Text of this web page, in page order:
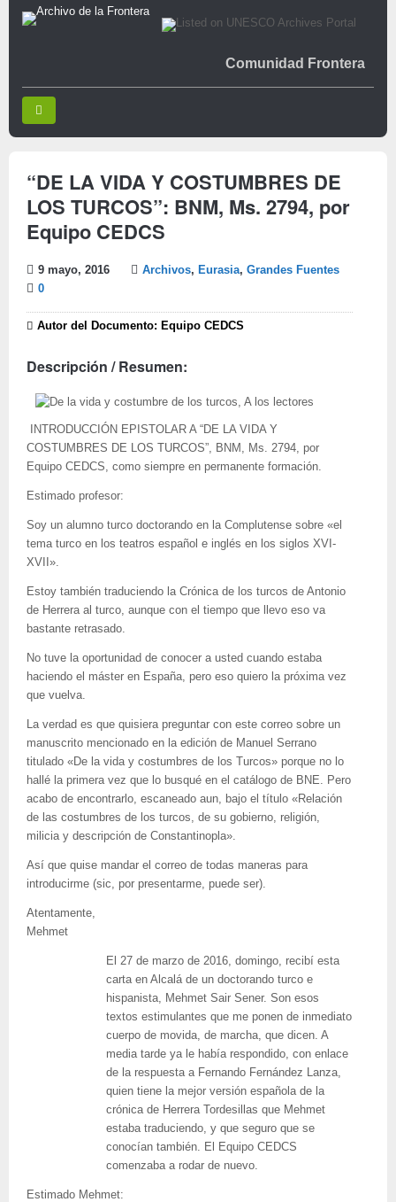
Comunidad Frontera
“DE LA VIDA Y COSTUMBRES DE
LOS TURCOS”: BNM, Ms. 2794, por
Equipo CEDCS
9 mayo, 2016 Archivos, Eurasia, Grandes Fuentes
0
Autor del Documento: Equipo CEDCS
Descripción / Resumen:
INTRODUCCIÓN EPISTOLAR A “DE LA VIDA Y
COSTUMBRES DE LOS TURCOS”, BNM, Ms. 2794, por
Equipo CEDCS, como siempre en permanente formación.
Estimado profesor:
Soy un alumno turco doctorando en la Complutense sobre «el
tema turco en los teatros español e inglés en los siglos XVI-
XVII».
Estoy también traduciendo la Crónica de los turcos de Antonio
de Herrera al turco, aunque con el tiempo que llevo eso va
bastante retrasado.
No tuve la oportunidad de conocer a usted cuando estaba
haciendo el máster en España, pero eso quiero la próxima vez
que vuelva.
La verdad es que quisiera preguntar con este correo sobre un
manuscrito mencionado en la edición de Manuel Serrano
titulado «De la vida y costumbres de los Turcos» porque no lo
hallé la primera vez que lo busqué en el catálogo de BNE. Pero
acabo de encontrarlo, escaneado aun, bajo el título «Relación
de las costumbres de los turcos, de su gobierno, religión,
milicia y descripción de Constantinopla».
Así que quise mandar el correo de todas maneras para
introducirme (sic, por presentarme, puede ser).
Atentamente,
Mehmet
El 27 de marzo de 2016, domingo, recibí esta
carta en Alcalá de un doctorando turco e
hispanista, Mehmet Sair Sener. Son esos
textos estimulantes que me ponen de inmediato
cuerpo de movida, de marcha, que dicen. A
media tarde ya le había respondido, con enlace
de la respuesta a Fernando Fernández Lanza,
quien tiene la mejor versión española de la
crónica de Herrera Tordesillas que Mehmet
estaba traduciendo, y que seguro que se
conocían también. El Equipo CEDCS
comenzaba a rodar de nuevo.
Estimado Mehmet: